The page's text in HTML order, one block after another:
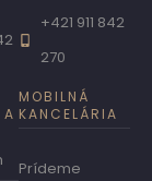
A
+421 911 842
270
MOBILNÁ
KANCELÁRIA
Prídeme